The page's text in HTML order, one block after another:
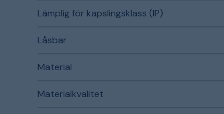
Lämplig för kapslingsklass (IP)
Låsbar
Material
Materialkvalitet